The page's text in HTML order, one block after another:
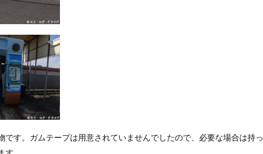
です。ガムテープは用意されていませんでしたので、必要な場合は持っ